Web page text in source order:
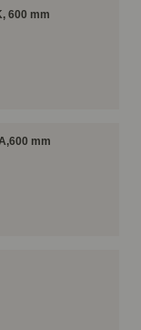
600 mm
mm